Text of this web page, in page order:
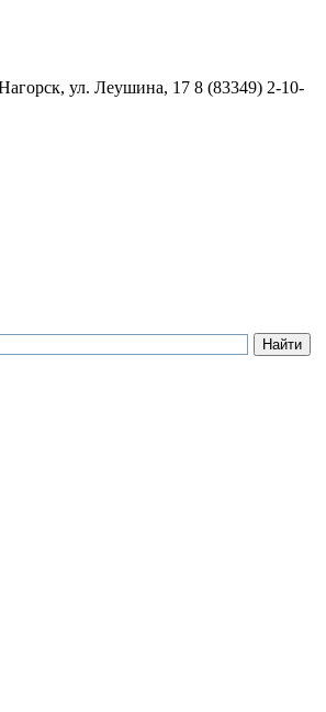
ул. Леушина, 17 8 (83349) 2-10-